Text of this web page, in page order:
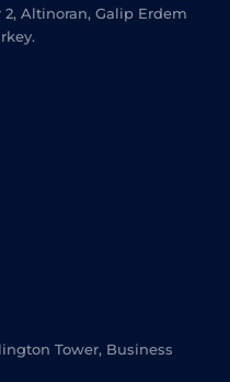
2, Altinoran, Galip Erdem
Tower, Business